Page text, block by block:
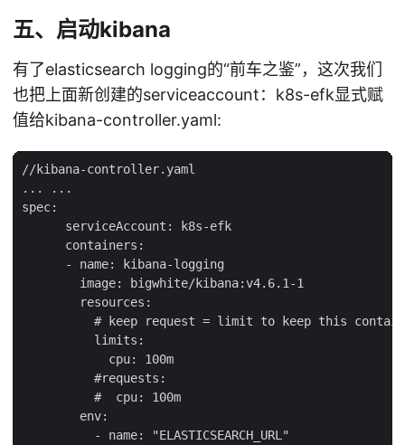
五、启动kibana
有了elasticsearch logging的“前车之鉴”，这次我们
也把上面新创建的serviceaccount：k8s-efk显式赋
值给kibana-controller.yaml:
//kibana-controller.yaml
... ...
spec:
      serviceAccount: k8s-efk
      containers:
      - name: kibana-logging
        image: bigwhite/kibana:v4.6.1-1
        resources:
# keep request = limit to keep this
          limits:
            cpu: 100m
          #requests:
          #  cpu: 100m
        env:
          - name: "ELASTICSEARCH_URL"